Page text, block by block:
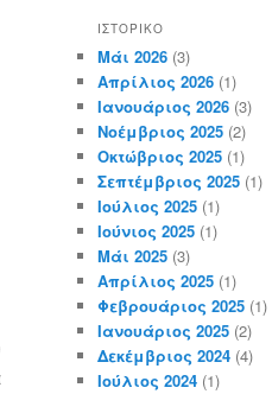
ΙΣΤΟΡΙΚΌ
Μάι 2026 (3)
Απρίλιος 2026 (1)
Ιανουάριος 2026 (3)
Νοέμβριος 2025 (2)
Οκτώβριος 2025 (1)
Σεπτέμβριος 2025 (1)
Ιούλιος 2025 (1)
Ιούνιος 2025 (1)
Μάι 2025 (3)
Απρίλιος 2025 (1)
Φεβρουάριος 2025 (1)
Ιανουάριος 2025 (2)
Δεκέμβριος 2024 (4)
Ιούλιος 2024 (1)